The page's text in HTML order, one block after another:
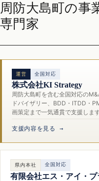
周防大島町の事
専門家
運営 全国対応
株式会社KI Strategy
周防大島町を含む全国対応の
ドバイザリー、BDD・ITDD・
画策定まで一気通貫で支援します
支援内容を見る →
県内本社 全国対応
有限会社エス・アイ・プ